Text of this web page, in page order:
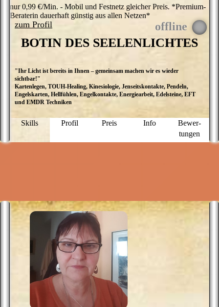
BOTIN DES SEELENLICHTES
"Ihr Licht ist bereits in Ihnen – gemeinsam machen wir es wieder
sichtbar!"
Kartenlegen, TOUH-Healing, Kinesiologie, Jenseitskontakte, Pendeln,
Engelskarten, Hellfühlen, Engelkontakte, Energiearbeit, Edelsteine, EFT
und EMDR Techniken
Skills Profil Preis Info
Bewer­
tungen
nur 0,99 €/Min. - Mobil und Festnetz gleicher Preis. *Premium-
Beraterin dauerhaft günstig aus allen Netzen*
zum Profil